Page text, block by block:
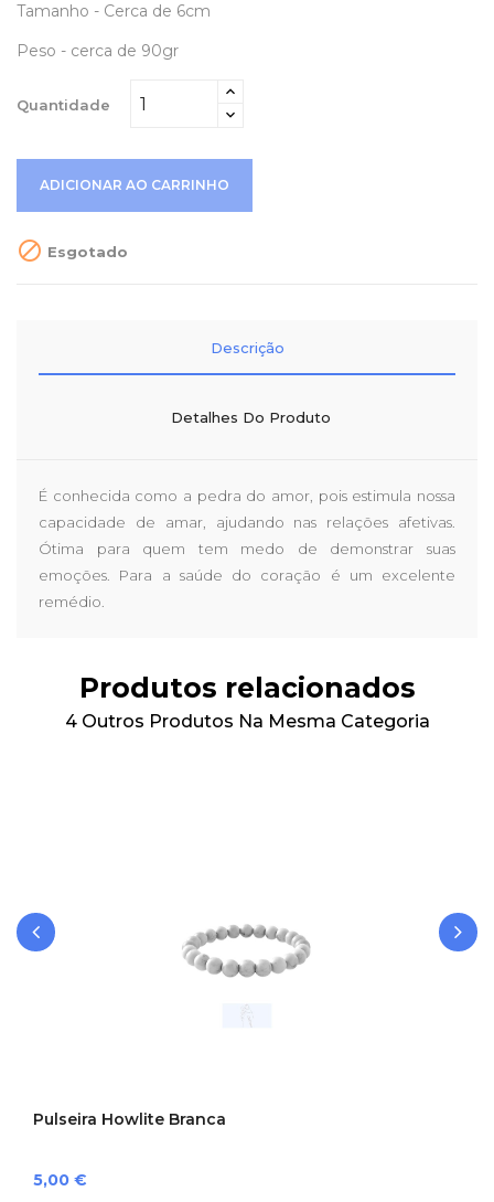
Tamanho - Cerca de 6cm
Peso - cerca de 90gr
Quantidade
ADICIONAR AO CARRINHO
 Esgotado
Descrição
Detalhes Do Produto
É conhecida como a pedra do amor, pois estimula nossa
capacidade de amar, ajudando nas relações afetivas.
Ótima para quem tem medo de demonstrar suas
emoções. Para a saúde do coração é um excelente
remédio.
Produtos relacionados
4 Outros Produtos Na Mesma Categoria
Pulseira Howlite Branca
Preço
5,00 €